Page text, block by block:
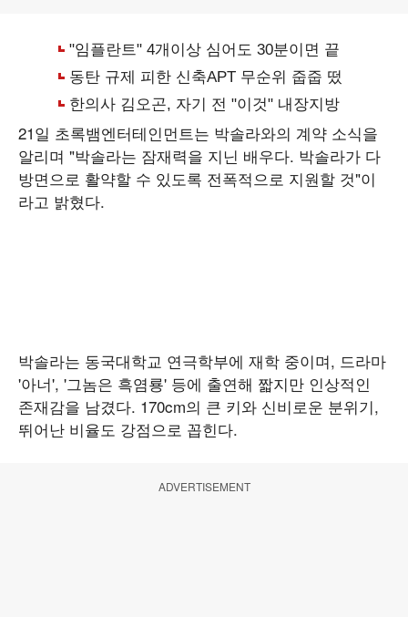
21일 초록뱀엔터테인먼트는 박솔라와의 계약 소식을
알리며 "박솔라는 잠재력을 지닌 배우다. 박솔라가 다
방면으로 활약할 수 있도록 전폭적으로 지원할 것"이
라고 밝혔다.
박솔라는 동국대학교 연극학부에 재학 중이며, 드라마
'아너', '그놈은 흑염룡' 등에 출연해 짧지만 인상적인
존재감을 남겼다. 170cm의 큰 키와 신비로운 분위기,
뛰어난 비율도 강점으로 꼽힌다.
ADVERTISEMENT